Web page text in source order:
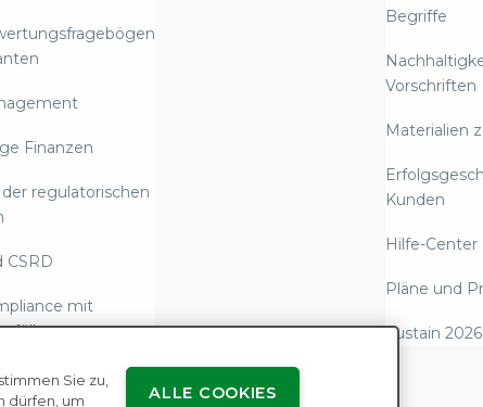
Finanzen
regulatorischen
CSRD
mit
über
und
Begriffe
Vorschriften
Materialien
Kunden
Hilfe-Center
Pläne und
Sustain 2026
Sie zu,
dürfen, um
ALLE COOKIES